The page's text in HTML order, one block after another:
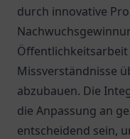
durch innovative
Öffentlichkeitsarbeit
Missverständnisse
abzubauen. Die
die Anpassung an
entscheidend sein,